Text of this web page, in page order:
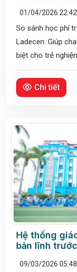
01/04/2026
So sánh học phí
Ladecen. Giúp
biệt cho trẻ
Chi tiết
Hệ thống
bản lĩnh
09/03/2026